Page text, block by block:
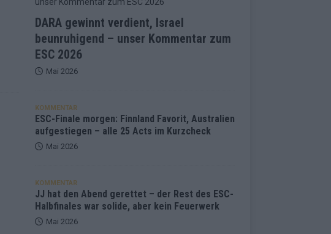
DARA gewinnt verdient, Israel
beunruhigend – unser Kommentar zum
ESC 2026
Mai 2026
KOMMENTAR
ESC-Finale morgen: Finnland Favorit, Australien
aufgestiegen – alle 25 Acts im Kurzcheck
Mai 2026
KOMMENTAR
JJ hat den Abend gerettet – der Rest des ESC-
Halbfinales war solide, aber kein Feuerwerk
Mai 2026